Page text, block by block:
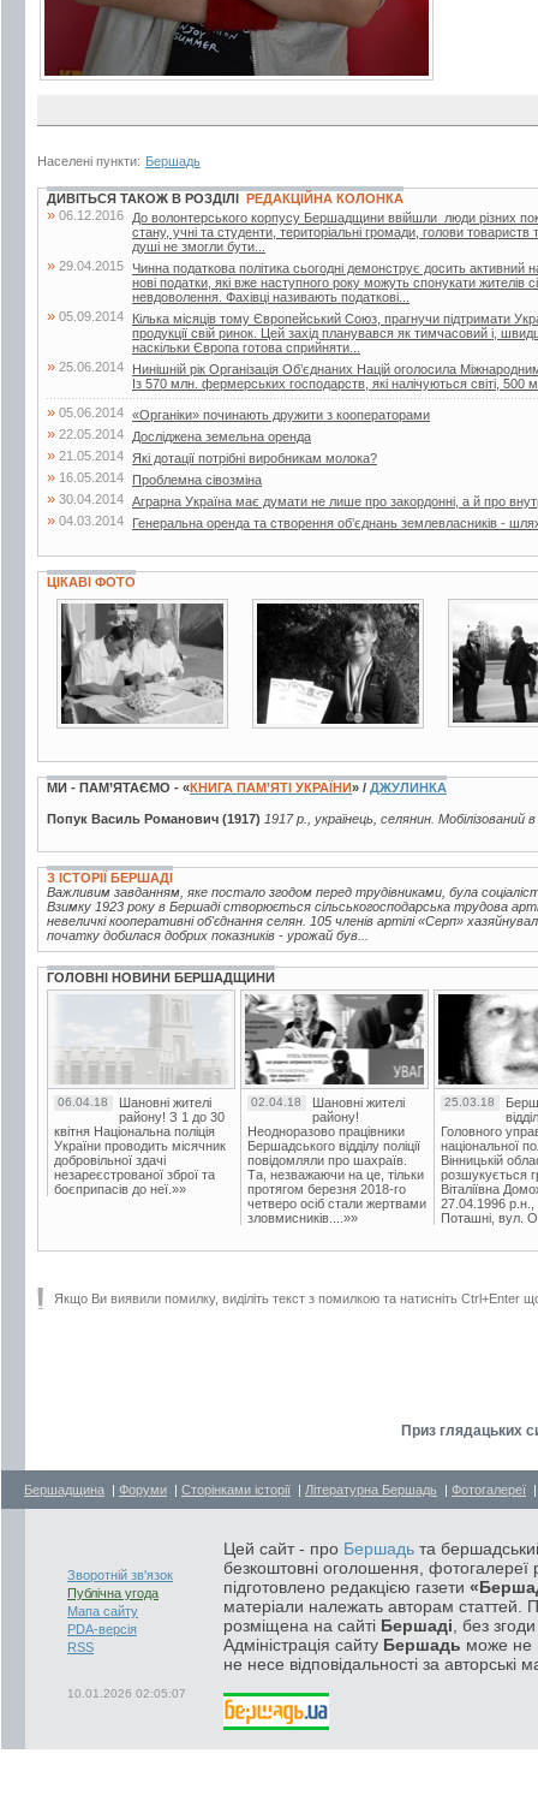
Населені пункти: Бершадь
ДИВІТЬСЯ ТАКОЖ В РОЗДІЛІ РЕДАКЦІЙНА КОЛОНКА
» 06.12.2016
До волонтерського корпусу Бершадщини ввійшли люди різних
стану, учні та студенти, територіальні громади, голови
душі не змогли бути...
» 29.04.2015 Чинна податкова політика сьогодні демонструє досить активний
нові податки, які вже наступного року можуть спонукати жителів
невдоволення. Фахівці називають податкові...
» 05.09.2014
Кілька місяців тому Європейський Союз, прагнучи підтримати
продукції свій ринок. Цей захід планувався як тимчасовий і,
наскільки Європа готова сприйняти...
» 25.06.2014
Нинішній рік Організація Об’єднаних Націй оголосила
Із 570 млн. фермерських господарств, які налічуються світі, 500
» 05.06.2014 «Органіки» починають дружити з кооператорами
» 22.05.2014 Досліджена земельна оренда
» 21.05.2014 Які дотації потрібні виробникам молока?
» 16.05.2014 Проблемна сівозміна
» 30.04.2014 Аграрна Україна має думати не лише про закордонні, а й про
» 04.03.2014 Генеральна оренда та створення об’єднань землевласників -
ЦІКАВІ ФОТО
4 фото 2 фото
МИ - ПАМ’ЯТАЄМО - «КНИГА ПАМ’ЯТІ УКРАЇНИ» / ДЖУЛИНКА
Попук Василь Романович (1917) 1917 р., українець, селянин.
З ІСТОРІЇ БЕРШАДІ
Важливим завданням, яке постало згодом перед трудівниками, була
Взимку 1923 року в Бершаді створюється сільськогосподарська трудова
невеличкі кооперативні об'єднання селян. 105 членів артілі «Серп»
початку добилася добрих показників - урожай був...
ГОЛОВНІ НОВИНИ БЕРШАДЩИНИ
06.04.18
Шановні жителі
району! З 1 до 30
квітня Національна поліція
України проводить місячник
добровільної здачі
незареєстрованої зброї та
боєприпасів до неї.»»
02.04.18
Шановні жителі
району!
Неодноразово працівники
Бершадського відділу поліції
повідомляли про шахраїв.
Та, незважаючи на це, тільки
протягом березня 2018-го
четверо осіб стали жертвами
зловмисників....»»
25.03.18
Головного
національної
Вінницькій
розшукується
Віталіївна
27.04.1996 р.н.,
Поташні, вул.
Якщо Ви виявили помилку, виділіть текст з помилкою та натисніть Ctrl+Enter
Приз глядацьких
Бершадщина | Форуми | Сторінками історії | Літературна Бершадь | Фотогалереї
Зворотній зв'язок
Публічна угода
Мапа сайту
PDA-версія
RSS
10.01.2026 02:05:07
Цей сайт - про Бершадь та
безкоштовні оголошення, фотогалереї
підготовлено редакцією газети
матеріали належать авторам статтей.
розміщена на сайті Бершаді , без
Адміністрація сайту Бершадь може не
не несе відповідальності за авторські